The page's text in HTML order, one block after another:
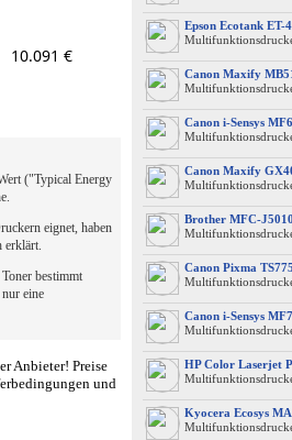
10.091 €
("Typical Energy
eignet, haben
erklärt.
bestimmt
eine
Anbieter! Preise
und
Epson Ecotank ET-
Canon Maxify
Canon i-Sensys
Canon Maxify
Brother MFC-
Canon Pixma
Canon i-Sensys
HP Color Laserjet
Kyocera Ecosys